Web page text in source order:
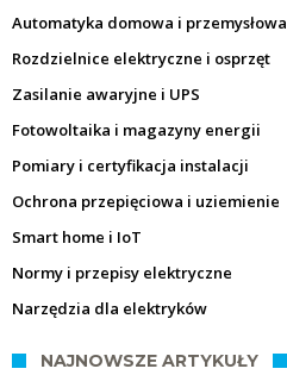
Automatyka domowa i przemysłowa
Rozdzielnice elektryczne i osprzęt
Zasilanie awaryjne i UPS
Fotowoltaika i magazyny energii
Pomiary i certyfikacja instalacji
Ochrona przepięciowa i uziemienie
Smart home i IoT
Normy i przepisy elektryczne
Narzędzia dla elektryków
NAJNOWSZE ARTYKUŁY